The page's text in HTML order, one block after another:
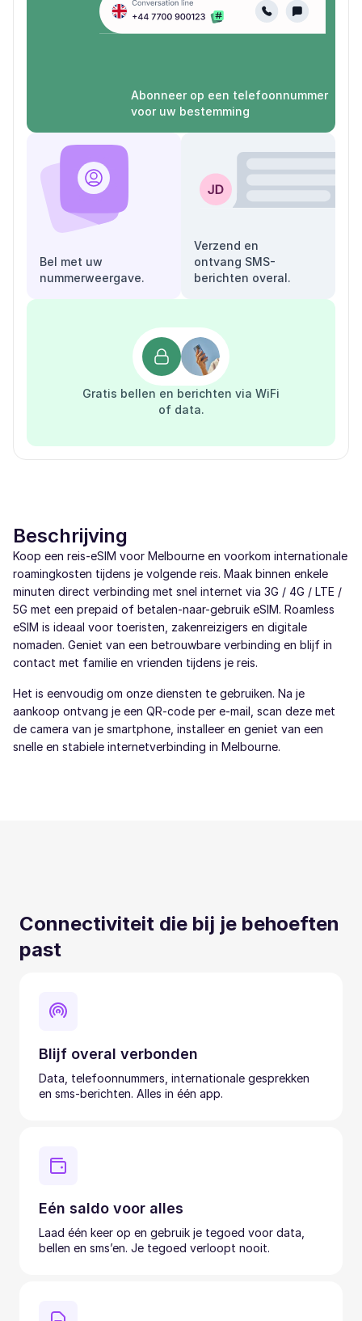
Abonneer op een telefoonnummer
voor uw bestemming
Bel met uw
nummerweergave.
Verzend en
ontvang SMS-
berichten overal.
Gratis bellen en berichten via WiFi
of data.
Beschrijving
Koop een reis-eSIM voor Melbourne en voorkom internationale
roamingkosten tijdens je volgende reis. Maak binnen enkele
minuten direct verbinding met snel internet via 3G / 4G / LTE /
5G met een prepaid of betalen-naar-gebruik eSIM. Roamless
eSIM is ideaal voor toeristen, zakenreizigers en digitale
nomaden. Geniet van een betrouwbare verbinding en blijf in
contact met familie en vrienden tijdens je reis.
Het is eenvoudig om onze diensten te gebruiken. Na je
aankoop ontvang je een QR-code per e-mail, scan deze met
de camera van je smartphone, installeer en geniet van een
snelle en stabiele internetverbinding in Melbourne.
Connectiviteit die bij je behoeften
past
Blijf overal verbonden
Data, telefoonnummers, internationale gesprekken
en sms-berichten. Alles in één app.
Eén saldo voor alles
Laad één keer op en gebruik je tegoed voor data,
bellen en sms’en. Je tegoed verloopt nooit.